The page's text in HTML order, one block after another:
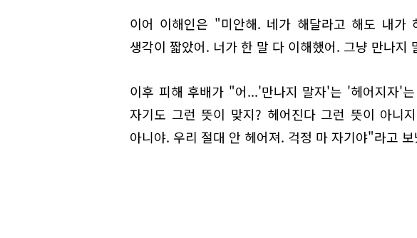
이어 이해인은 "미안해. 네가 해달라고 해도 내가
생각이 짧았어. 너가 한 말 다 이해했어. 그냥 만나지
이후 피해 후배가 "어...'만나지 말자'는 '헤어지자'
자기도 그런 뜻이 맞지? 헤어진다 그런 뜻이 아니
아니야. 우리 절대 안 헤어져. 걱정 마 자기야"라고